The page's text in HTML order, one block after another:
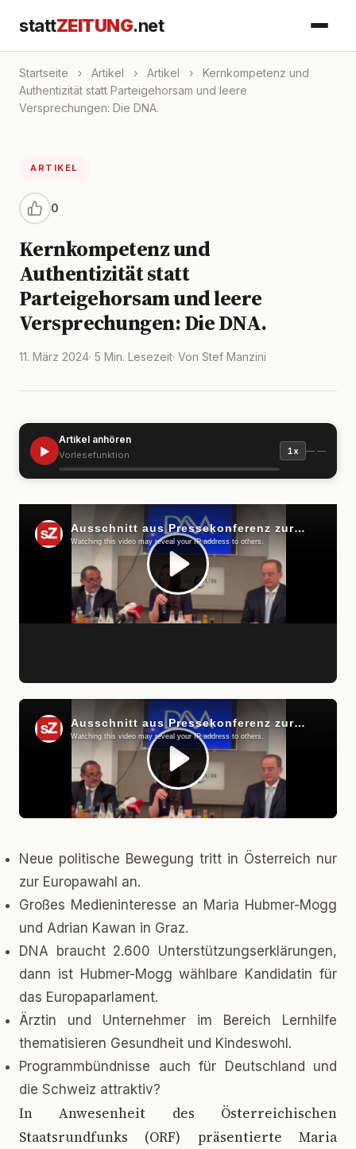
stattZEITUNG.net
Startseite › Artikel › Artikel ›
Kernkompetenz und
Authentizität statt Parteigehorsam und leere
Versprechungen: Die DNA.
ARTIKEL
0
Kernkompetenz und
Authentizität statt
Parteigehorsam und leere
Versprechungen: Die DNA.
11. März 2024· 5 Min. Lesezeit· Von Stef Manzini
▶
Artikel anhören
Vorlesefunktion 1x —:—
Neue politische Bewegung tritt in Österreich nur
zur Europawahl an.
Großes Medieninteresse an Maria Hubmer-Mogg
und Adrian Kawan in Graz.
DNA braucht 2.600 Unterstützungserklärungen,
dann ist Hubmer-Mogg wählbare Kandidatin für
das Europaparlament.
Ärztin und Unternehmer im Bereich Lernhilfe
thematisieren Gesundheit und Kindeswohl.
Programmbündnisse auch für Deutschland und
die Schweiz attraktiv?
In Anwesenheit des Österreichischen
Staatsrundfunks (ORF) präsentierte Maria